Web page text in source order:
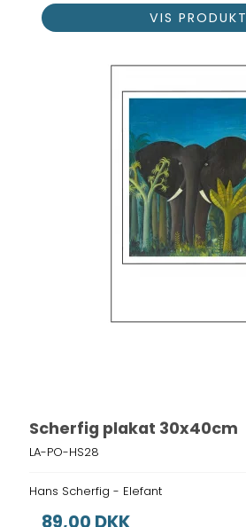
VIS PRODUKT
Scherfig plakat 30x40cm
LA-PO-HS28
Hans Scherfig - Elefant